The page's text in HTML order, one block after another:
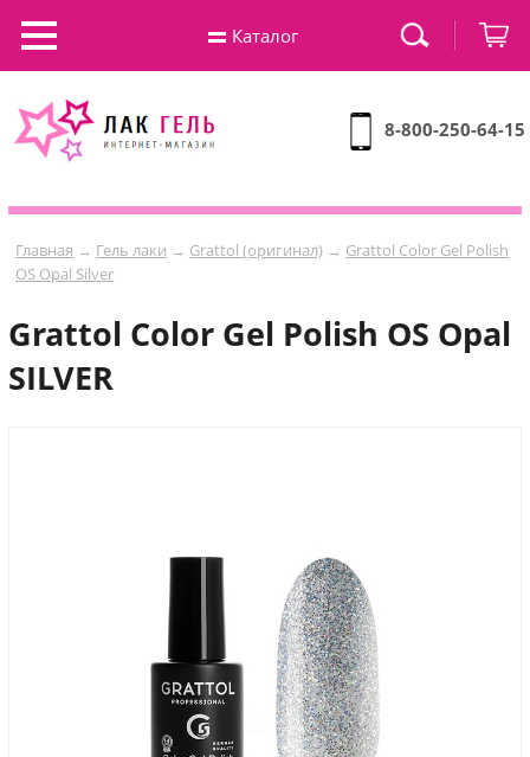
8-800-250-64-15
Главная → Гель лаки → Grattol (оригинал) → Grattol Color Gel Polish
OS Оpal Silver
Grattol Color Gel Polish OS Оpal
SILVER
Каталог